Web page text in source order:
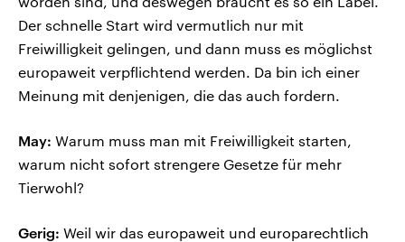
Der schnelle Start wird vermutlich nur mit
Freiwilligkeit gelingen, und dann muss es möglichst
europaweit verpflichtend werden. Da bin ich einer
Meinung mit denjenigen, die das auch fordern.
May: Warum muss man mit Freiwilligkeit starten,
warum nicht sofort strengere Gesetze für mehr
Tierwohl?
Gerig: Weil wir das europaweit und europarechtlich